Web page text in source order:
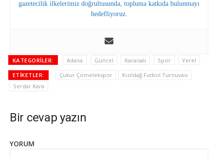
gazetecilik ilkelerimiz doğrultusunda, topluma katkıda bulunmayı
hedefliyoruz.
KATEGORILER: Adana Güncel Karaisalı Spor Yerel
ETIKETLER: Çukur Çömelekspor
Kızıldağ Futbol Turnuvası
Serdar Kara
Bir cevap yazın
YORUM